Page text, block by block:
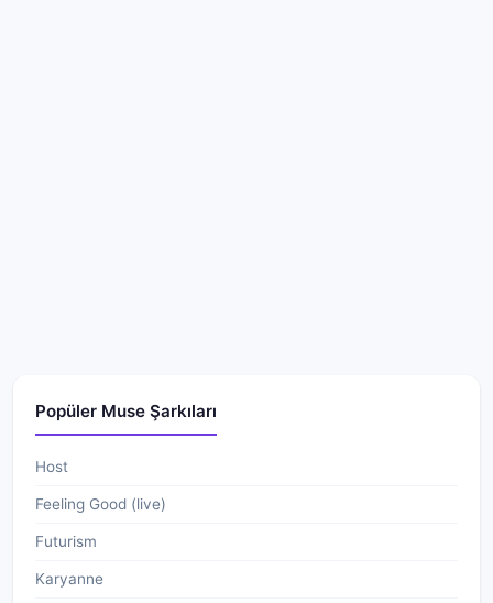
Popüler Muse Şarkıları
Host
Feeling Good (live)
Futurism
Karyanne